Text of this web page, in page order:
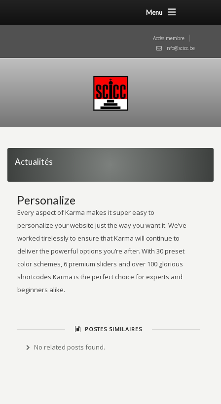
Menu
Accès membre
info@scicc.be
Actualités
Personalize
Every aspect of Karma makes it super easy to
personalize your website just the way you want it. We’ve
worked tirelessly to ensure that Karma will continue to
deliver the powerful options you’re after. With 30 preset
color schemes, 6 premium sliders and over 100 glorious
shortcodes Karma is the perfect choice for experts and
beginners alike.
POSTES SIMILAIRES
No related posts found.